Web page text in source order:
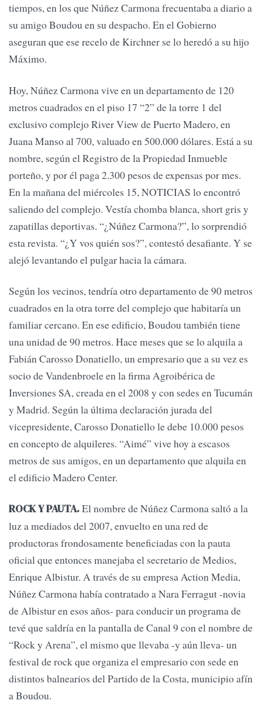
tiempos, en los que Núñez Carmona frecuentaba a diario a
su amigo Boudou en su despacho. En el Gobierno
aseguran que ese recelo de Kirchner se lo heredó a su hijo
Máximo.
Hoy, Núñez Carmona vive en un departamento de 120
metros cuadrados en el piso 17 “2” de la torre 1 del
exclusivo complejo River View de Puerto Madero, en
Juana Manso al 700, valuado en 500.000 dólares. Está a su
nombre, según el Registro de la Propiedad Inmueble
porteño, y por él paga 2.300 pesos de expensas por mes.
En la mañana del miércoles 15, NOTICIAS lo encontró
saliendo del complejo. Vestía chomba blanca, short gris y
zapatillas deportivas. “¿Núñez Carmona?”, lo sorprendió
esta revista. “¿Y vos quién sos?”, contestó desafiante. Y se
alejó levantando el pulgar hacia la cámara.
Según los vecinos, tendría otro departamento de 90 metros
cuadrados en la otra torre del complejo que habitaría un
familiar cercano. En ese edificio, Boudou también tiene
una unidad de 90 metros. Hace meses que se lo alquila a
Fabián Carosso Donatiello, un empresario que a su vez es
socio de Vandenbroele en la firma Agroibérica de
Inversiones SA, creada en el 2008 y con sedes en Tucumán
y Madrid. Según la última declaración jurada del
vicepresidente, Carosso Donatiello le debe 10.000 pesos
en concepto de alquileres. “Aimé” vive hoy a escasos
metros de sus amigos, en un departamento que alquila en
el edificio Madero Center.
ROCK Y PAUTA.El nombre de Núñez Carmona saltó a la
luz a mediados del 2007, envuelto en una red de
productoras frondosamente beneficiadas con la pauta
oficial que entonces manejaba el secretario de Medios,
Enrique Albistur. A través de su empresa Action Media,
Núñez Carmona había contratado a Nara Ferragut -novia
de Albistur en esos años- para conducir un programa de
tevé que saldría en la pantalla de Canal 9 con el nombre de
“Rock y Arena”, el mismo que llevaba -y aún lleva- un
festival de rock que organiza el empresario con sede en
distintos balnearios del Partido de la Costa, municipio afín
a Boudou.